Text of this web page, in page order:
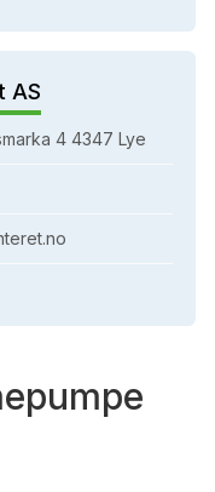
AS
4 4347 Lye